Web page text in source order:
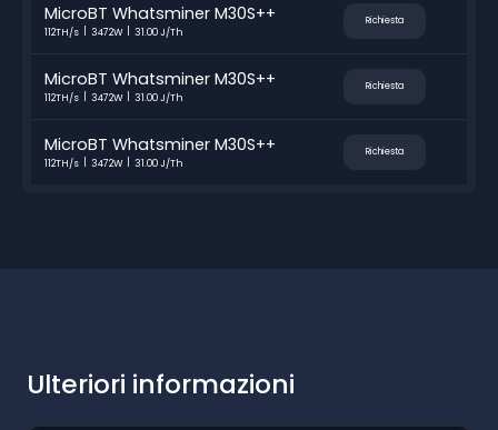
MicroBT Whatsminer M30S++
112TH/s 3472W 31.00 J/Th
Richiesta
MicroBT Whatsminer M30S++
112TH/s 3472W 31.00 J/Th
Richiesta
MicroBT Whatsminer M30S++
112TH/s 3472W 31.00 J/Th
Richiesta
Ulteriori informazioni